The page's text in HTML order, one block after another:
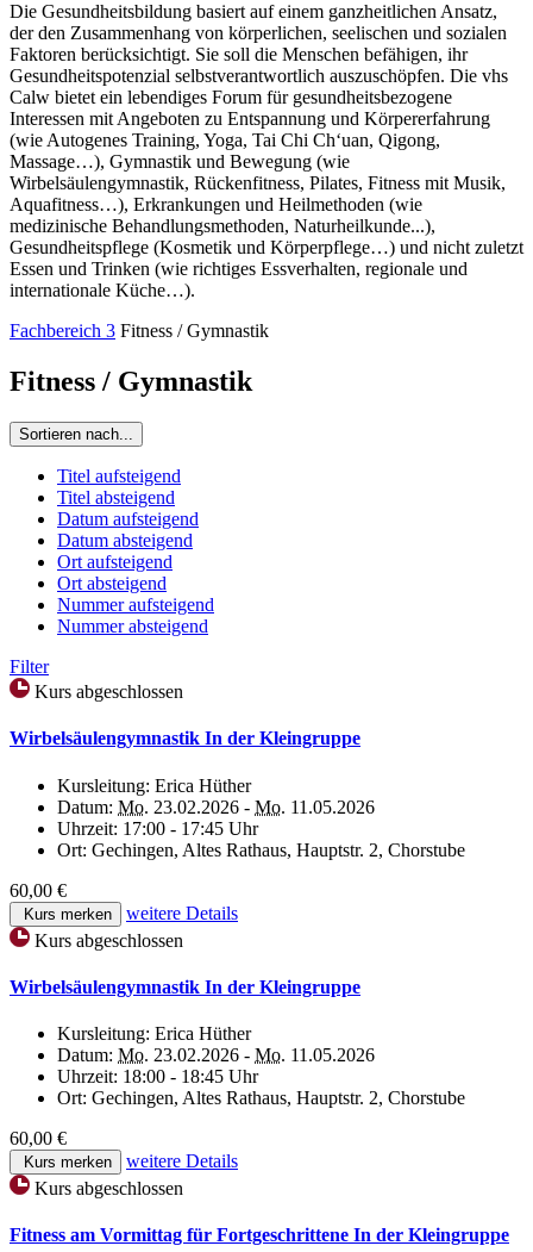
Die Gesundheitsbildung basiert auf einem ganzheitlichen Ansatz,
der den Zusammenhang von körperlichen, seelischen und sozialen
Faktoren berücksichtigt. Sie soll die Menschen befähigen, ihr
Gesundheitspotenzial selbstverantwortlich auszuschöpfen. Die vhs
Calw bietet ein lebendiges Forum für gesundheitsbezogene
Interessen mit Angeboten zu Entspannung und Körpererfahrung
(wie Autogenes Training, Yoga, Tai Chi Ch‘uan, Qigong,
Massage…), Gymnastik und Bewegung (wie
Wirbelsäulengymnastik, Rückenfitness, Pilates, Fitness mit Musik,
Aquafitness…), Erkrankungen und Heilmethoden (wie
medizinische Behandlungsmethoden, Naturheilkunde...),
Gesundheitspflege (Kosmetik und Körperpflege…) und nicht zuletzt
Essen und Trinken (wie richtiges Essverhalten, regionale und
internationale Küche…).
Fachbereich 3 Fitness / Gymnastik
Fitness / Gymnastik
Sortieren nach...
Titel aufsteigend
Titel absteigend
Datum aufsteigend
Datum absteigend
Ort aufsteigend
Ort absteigend
Nummer aufsteigend
Nummer absteigend
Filter
Kurs abgeschlossen
Wirbelsäulengymnastik In der Kleingruppe
Kursleitung: Erica Hüther
Datum: Mo. 23.02.2026 - Mo. 11.05.2026
Uhrzeit: 17:00 - 17:45 Uhr
Ort: Gechingen, Altes Rathaus, Hauptstr. 2, Chorstube
60,00 €
Kurs merken
weitere Details
Kurs abgeschlossen
Wirbelsäulengymnastik In der Kleingruppe
Kursleitung: Erica Hüther
Datum: Mo. 23.02.2026 - Mo. 11.05.2026
Uhrzeit: 18:00 - 18:45 Uhr
Ort: Gechingen, Altes Rathaus, Hauptstr. 2, Chorstube
60,00 €
Kurs merken
weitere Details
Kurs abgeschlossen
Fitness am Vormittag für Fortgeschrittene In der Kleingruppe